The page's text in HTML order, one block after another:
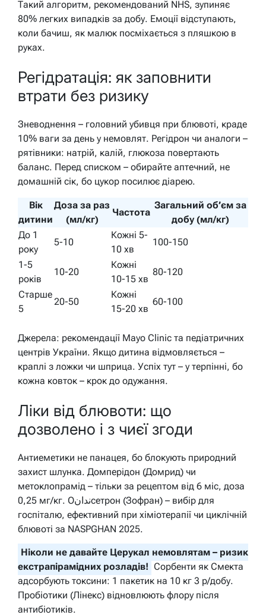
Такий алгоритм, рекомендований NHS, зупиняє
80% легких випадків за добу. Емоції відступають,
коли бачиш, як малюк посміхається з пляшкою в
руках.
Регідратація: як заповнити
втрати без ризику
Зневоднення – головний убивця при блювоті, краде
10% ваги за день у немовлят. Регідрон чи аналоги –
рятівники: натрій, калій, глюкоза повертають
баланс. Перед списком – обирайте аптечний, не
домашній сік, бо цукор посилює діарею.
Вік
дитини
Доза за раз
(мл/кг)
Частота
Загальний об’єм за
добу (мл/кг)
До 1
року
5-10
Кожні 5-
10 хв
100-150
1-5
років
10-20
Кожні
10-15 хв
80-120
Старше
5
20-50
Кожні
15-20 хв
60-100
Джерела: рекомендації Mayo Clinic та педіатричних
центрів України. Якщо дитина відмовляється –
краплі з ложки чи шприца. Успіх тут – у терпінні, бо
кожна ковток – крок до одужання.
Ліки від блювоти: що
дозволено і з чиєї згоди
Антиеметики не панацея, бо блокують природний
захист шлунка. Домперідон (Домрид) чи
метоклопрамід – тільки за рецептом від 6 міс, доза
0,25 мг/кг. Оندانсетрон (Зофран) – вибір для
госпіталю, ефективний при хіміотерапії чи циклічній
блювоті за NASPGHAN 2025.
Ніколи не давайте Церукал немовлятам – ризик
екстрапірамідних розладів! Сорбенти як Смекта
адсорбують токсини: 1 пакетик на 10 кг 3 р/добу.
Пробіотики (Лінекс) відновлюють флору після
антибіотиків.